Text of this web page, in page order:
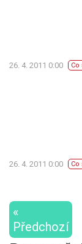
26. 4. 2011 0:00 Co
26. 4. 2011 0:00 Co
«
Předchozí